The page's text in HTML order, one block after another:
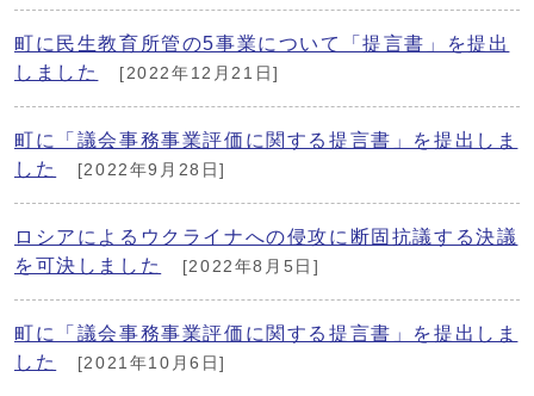
町に民生教育所管の5事業について「提言書」を提出
しました
[2022年12月21日]
町に「議会事務事業評価に関する提言書」を提出しま
した
[2022年9月28日]
ロシアによるウクライナへの侵攻に断固抗議する決議
を可決しました
[2022年8月5日]
町に「議会事務事業評価に関する提言書」を提出しま
した
[2021年10月6日]